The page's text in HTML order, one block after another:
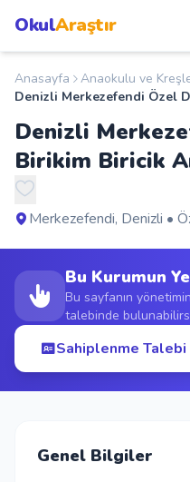
OkulAraştır
Anasayfa
Okullar
Şehirler
Duyurular
S.S.S.
Blog
Anasayfa Anaokulu ve
Denizli Merkezefendi Özel
Denizli
Birikim Biricik
Merkezefendi, Denizli •
Bu Kurumun
Bu sayfanın
talebinde
Sahiplenme Talebi
Genel Bilgiler